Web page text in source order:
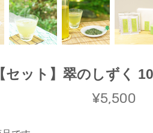
【セット】翠のしずく
¥5,500